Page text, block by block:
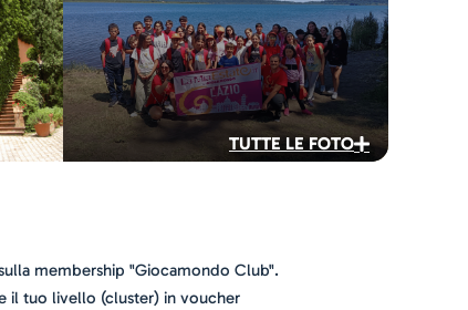
TUTTE LE FOTO
membership "Giocamondo Club".
il tuo livello (cluster) in voucher